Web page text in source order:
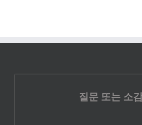
질문 또는 소